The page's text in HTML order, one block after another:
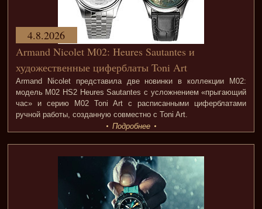
Armand Nicolet M02: Heures Sautantes и
художественные циферблаты Toni Art
Armand Nicolet представила две новинки в коллекции M02:
модель M02 HS2 Heures Sautantes с усложнением «прыгающий
час» и серию M02 Toni Art с расписанными циферблатами
ручной работы, созданную совместно с Toni Art.
4.8.2026
Подробнее